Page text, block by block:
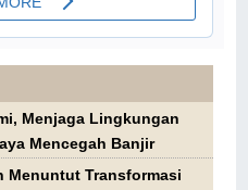
Menjaga Lingkungan
Mencegah Banjir
Menuntut Transformasi